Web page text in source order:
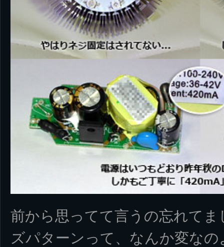
前から思ってて言うの忘れて
ズパターンって、なんか変な